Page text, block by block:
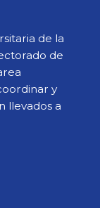
de la
de
y
llevados a